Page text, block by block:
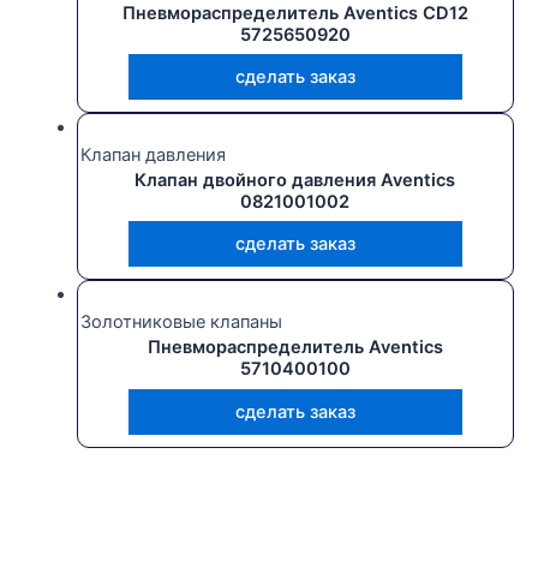
Пневмораспределитель Aventics CD12
5725650920
сделать заказ
Клапан давления
Клапан двойного давления Aventics
0821001002
сделать заказ
Золотниковые клапаны
Пневмораспределитель Aventics
5710400100
сделать заказ